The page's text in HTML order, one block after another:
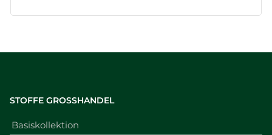
STOFFE GROSSHANDEL
Basiskollektion